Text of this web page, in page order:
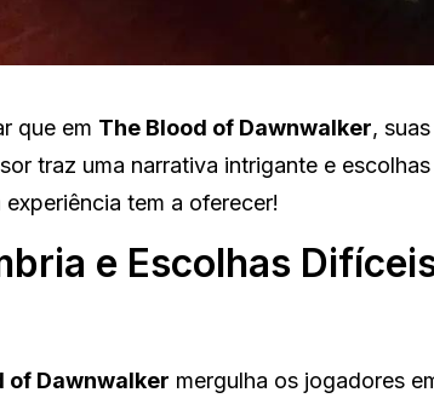
que em The Blood of Dawnwalker,
traz uma narrativa intrigante e
tem a oferecer!
e Escolhas
of Dawnwalker mergulha os jogadores